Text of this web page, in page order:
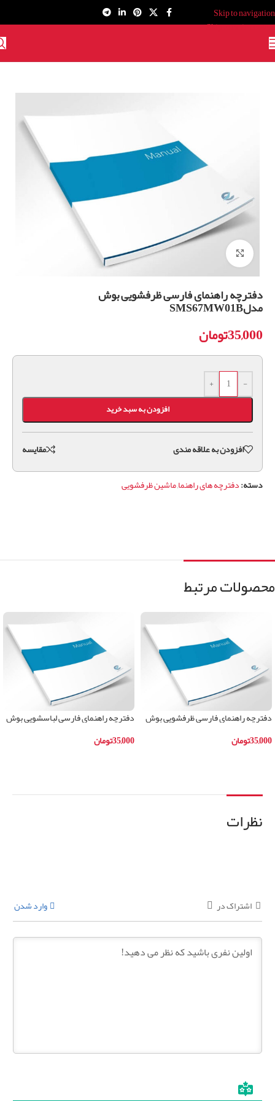
Skip to navigation
Skip to main content
برای بزرگنمایی کلیک کنید
دفترچه راهنمای فارسی ظرفشویی بوش
مدلSMS67MW01B
35,000تومان
-
+
افزودن به سبد خرید
افزودن به علاقه مندی مقايسه
دسته:دفترچه های راهنما,ماشین ظرفشویی
محصولات مرتبط
دفترچه راهنمای فارسی ظرفشویی بوش
35,000تومان
دفترچه راهنمای فارسی لباسشویی بوش
35,000تومان
نظرات
اشتراک در وارد شدن